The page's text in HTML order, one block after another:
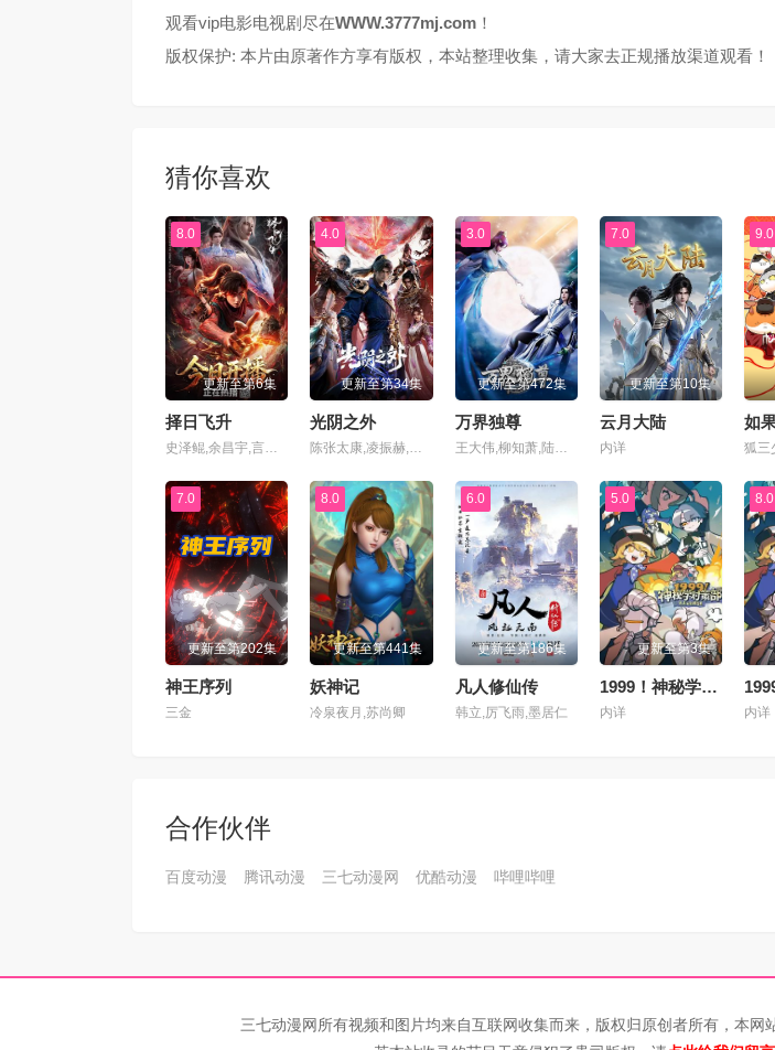
第65集 第66集 第67集
第73集
第77集 第78集 第79集
第81集 第82集 第83集
第85集 第86集 第87集
第90集
第97集 第98集 第99集
第101集 第102集 第103集
第105集 第106集 第107集
第110集
第117集
第129集 第130集 第131集
观看vip电影电视剧尽在WWW.3777mj.com ！
版权保护: 本片由原著作方享有版权，本站整理收集，请大家去正规播放渠道观看！
猜你喜欢
8.0
更新至第6集
择日飞升
史泽鲲,余昌宇,言浩,张惠霖,赵梦娇,张杰,邢子皓,卢力峰,刘北辰,高旭东,巴赫,张占坤,万舒心,刘思岑
4.0
更新至第34集
光阴之外
陈张太康,凌振赫,玄耳,万舒心,刘思岑,拾酒,马悦文,白雨松,苏俣,徐徐,张思淼,魏子童,常文涛
3.0
更新至第472集
万界独尊
王大伟,柳知萧,陆敏悦,Minyue,Lu,黄骥,关帅,蘭雨馨,季骜杰,默伶,宴宁,徐翔,张妮,烈之流星,钟巍,Akira明,安志,kinsen,芥末
7.0
更新至第10集
云月大陆
内详
9.0
7.0
更新至第202集
神王序列
三金
8.0
更新至第441集
妖神记
冷泉夜月,苏尚卿
6.0
更新至第186集
凡人修仙传
韩立,厉飞雨,墨居仁
5.0
更新至第3集
1999！神秘学对策部国语
内详
8.0
内详
合作伙伴
百度动漫 腾讯动漫 三七动漫网 优酷动漫 哔哩哔哩
三七动漫网所有视频和图片均来自互联网收集而来，版权归原创者所有，本